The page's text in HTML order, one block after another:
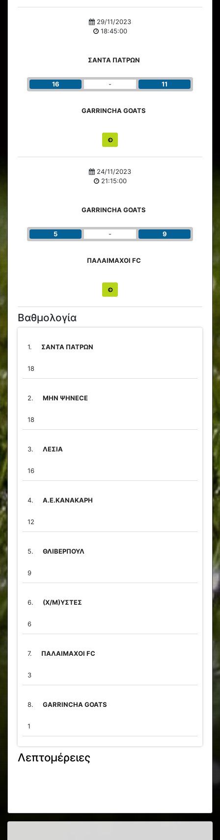
29/11/2023
18:45:00
ΣΑΝΤΑ ΠΑΤΡΩΝ
16 - 11
GARRINCHA GOATS
24/11/2023
21:15:00
GARRINCHA GOATS
5 - 9
ΠΑΛΑΙΜΑΧΟΙ FC
Βαθμολογία
1. ΣΑΝΤΑ ΠΑΤΡΩΝ
18
2. ΜΗΝ ΨΗΝΕCΕ
18
3. ΛΕΣΙΑ
16
4. Α.Ε.ΚΑΝΑΚΑΡΗ
12
5. ΘΛΙΒΕΡΠΟΥΛ
9
6. (Χ/Μ)ΥΣΤΕΣ
6
7. ΠΑΛΑΙΜΑΧΟΙ FC
3
8. GARRINCHA GOATS
1
Λεπτομέρειες